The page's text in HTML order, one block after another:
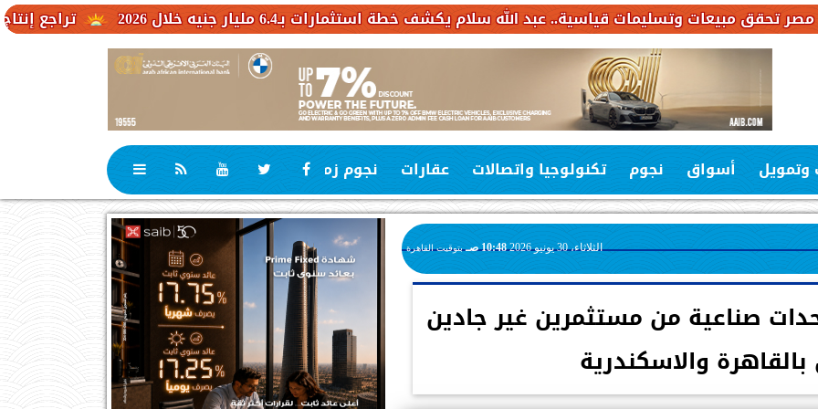
تراجع إنتاج الكاكاو قياسية.. عبد الله سلام يكشف خطة استثمارات بـ6.4 مليار جنيه خلال 2026
وتمويل أسواق نجوم تكنولوجيا واتصالات عقارات نجوم زمان رياضة
الثلاثاء، 30 يونيو 2026 10:48 صـ بتوقيت القاهرة
صناعية من مستثمرين غير جادين